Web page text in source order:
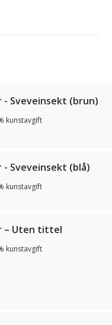
- Sveveinsekt (brun)
kunstavgift
- Sveveinsekt (blå)
kunstavgift
– Uten tittel
kunstavgift